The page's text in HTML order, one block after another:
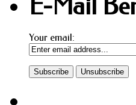
E-Mail
Your email: